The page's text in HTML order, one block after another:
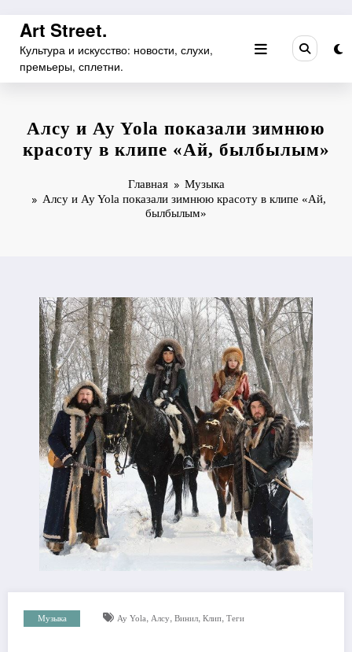
Перейти
содержимому
Art Street.
Культура и искусство: новости, слухи,
премьеры, сплетни.
Алсу и Ay Yola показали зимнюю
красоту в клипе «Ай, былбылым»
Главная
Музыка
Алсу и Ay Yola показали зимнюю красоту в клипе «Ай,
былбылым»
Музыка Ay Yola, Алсу, Винил, Клип, Теги